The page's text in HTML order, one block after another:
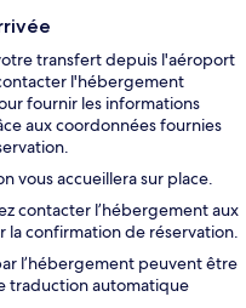
transfert depuis l'aéroport
l'hébergement
fournir les informations
aux coordonnées fournies
vous accueillera sur place.
contacter l’hébergement aux
la confirmation de réservation.
l’hébergement peuvent être
traduction automatique